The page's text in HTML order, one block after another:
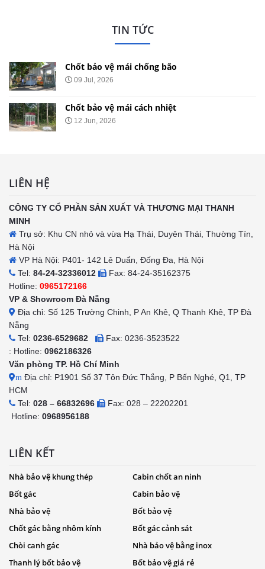
TIN TỨC
Chốt bảo vệ mái chống ồn
29 May, 2026
Chốt bảo vệ mái nhọn
20 May, 2026
LIÊN HỆ
CÔNG TY CỔ PHẦN SẢN XUẤT VÀ THƯƠNG MẠI THANH
MINH
Trụ sở: Khu CN nhỏ và vừa Hạ Thái, Duyên Thái, Thường Tín,
Hà Nội
VP Hà Nội: P401- 142 Lê Duẩn, Đống Đa, Hà Nội
Tel: 84-24-32336012
Fax: 84-24-35162375
Hotline: 0965172166
VP & Showroom Đà Nẵng
Địa chỉ: Số 125 Trường Chinh, P An Khê, Q Thanh Khê, TP Đà
Nẵng
Tel: 0236-6529682
Fax: 0236-3523522
: Hotline: 0962186326
Văn phòng TP. Hồ Chí Minh
m Địa chỉ: P1901 Số 37 Tôn Đức Thắng, P Bến Nghé, Q1, TP
HCM
Tel: 028 – 66832696
Fax: 028 – 22202201
Hotline: 0968956188
LIÊN KẾT
Nhà bảo vệ khung thép
Cabin chốt an ninh
Bốt gác
Cabin bảo vệ
Nhà bảo vệ
Bốt bảo vệ
Chốt gác bằng nhôm kính
Bốt gác cảnh sát
Chòi canh gác
Nhà bảo vệ bằng inox
Thanh lý bốt bảo vệ
Bốt bảo vệ giá rẻ